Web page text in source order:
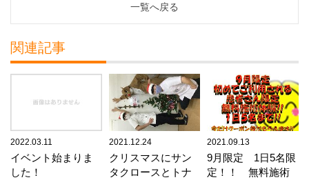
一覧へ戻る
関連記事
2022.03.11
イベント始まりま
した！
2021.12.24
クリスマスにサン
タクロースとトナ
2021.09.13
9月限定 1日5名限
定！！ 無料施術